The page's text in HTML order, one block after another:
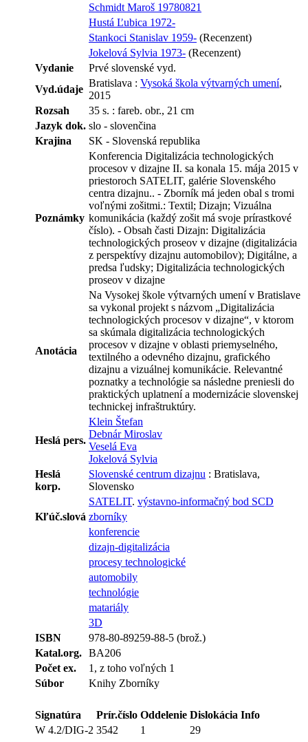
Schmidt Maroš 19780821
Hustá Ľubica 1972-
Stankoci Stanislav 1959- (Recenzent)
Jokelová Sylvia 1973- (Recenzent)
Vydanie
Prvé slovenské vyd.
Vyd.údaje
Bratislava : Vysoká škola výtvarných umení,
2015
Rozsah
35 s. : fareb. obr., 21 cm
Jazyk dok. slo - slovenčina
Krajina
SK - Slovenská republika
Poznámky
Konferencia Digitalizácia technologických
procesov v dizajne II. sa konala 15. mája 2015 v
priestoroch SATELIT, galérie Slovenského
centra dizajnu.. - Zborník má jeden obal s tromi
voľnými zošitmi.: Textil; Dizajn; Vizuálna
komunikácia (každý zošit má svoje prírastkové
číslo). - Obsah časti Dizajn: Digitalizácia
technologických proseov v dizajne (digitalizácia
z perspektívy dizajnu automobilov); Digitálne, a
predsa ľudsky; Digitalizácia technologických
proseov v dizajne
Anotácia
Na Vysokej škole výtvarných umení v Bratislave
sa vykonal projekt s názvom „Digitalizácia
technologických procesov v dizajne“, v ktorom
sa skúmala digitalizácia technologických
procesov v dizajne v oblasti priemyselného,
textilného a odevného dizajnu, grafického
dizajnu a vizuálnej komunikácie. Relevantné
poznatky a technológie sa následne preniesli do
praktických uplatnení a modernizácie slovenskej
technickej infraštruktúry.
Heslá pers.
Klein Štefan
Debnár Miroslav
Veselá Eva
Jokelová Sylvia
Heslá
korp.
Slovenské centrum dizajnu : Bratislava,
Slovensko
SATELIT. výstavno-informačný bod SCD
Kľúč.slová zborníky
konferencie
dizajn-digitalizácia
procesy technologické
automobily
technológie
matariály
3D
ISBN
978-80-89259-88-5 (brož.)
Katal.org. BA206
Počet ex.
1, z toho voľných 1
Súbor
Knihy Zborníky
Signatúra Prír.číslo Oddelenie Dislokácia Info
W 4.2/DIG-2 3542 1 29